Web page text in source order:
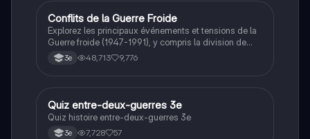
Histoire
Conflits de la Guerre Froide
Explorez les principaux événements et tensions de la
Guerre froide (1947-1991), y compris la division de
l'Allemagne, la crise de Cuba, la guerre du Vietnam, et
la course à l'espace. Cette fiche de révision couvre les
historique.
3e 48,713 9,776
QHistoire
Quiz entre-deux-guerres 3e
Quiz histoire entre-deux-guerres 3e
3e 7,728 57